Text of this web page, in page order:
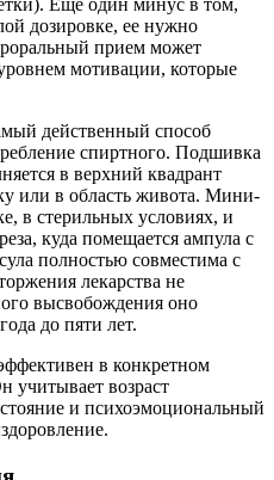
Еще один минус в том,
дозировке, ее нужно
прием может
мотивации, которые
действенный способ
спиртного. Подшивка
в верхний квадрант
или в область живота. Мини-
в стерильных условиях, и
куда помещается ампула с
полностью совместима с
лекарства не
высвобождения оно
до пяти лет.
в конкретном
учитывает возраст
и психоэмоциональный